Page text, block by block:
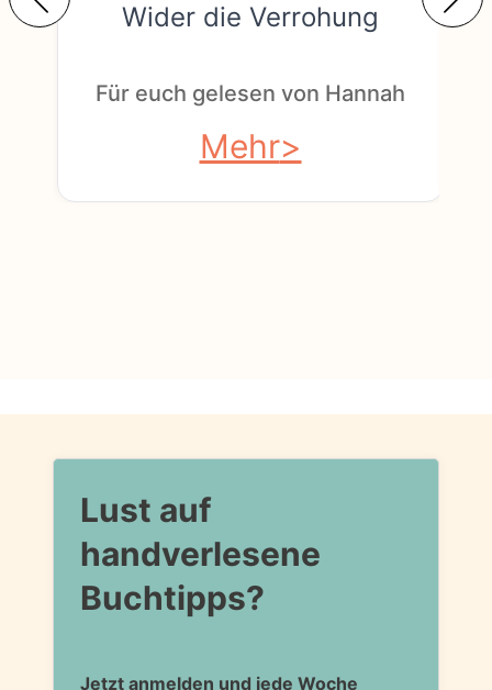
Wider die Verrohung
Für euch gelesen von Hannah
Mehr
Lust auf
handverlesene
Buchtipps?